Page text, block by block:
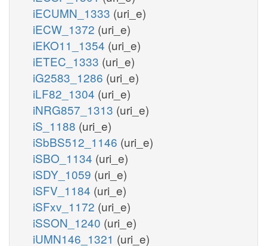
iECUMN_1333 (uri_e)
iECW_1372 (uri_e)
iEKO11_1354 (uri_e)
iETEC_1333 (uri_e)
iG2583_1286 (uri_e)
iLF82_1304 (uri_e)
iNRG857_1313 (uri_e)
iS_1188 (uri_e)
iSbBS512_1146 (uri_e)
iSBO_1134 (uri_e)
iSDY_1059 (uri_e)
iSFV_1184 (uri_e)
iSFxv_1172 (uri_e)
iSSON_1240 (uri_e)
iUMN146_1321 (uri_e)